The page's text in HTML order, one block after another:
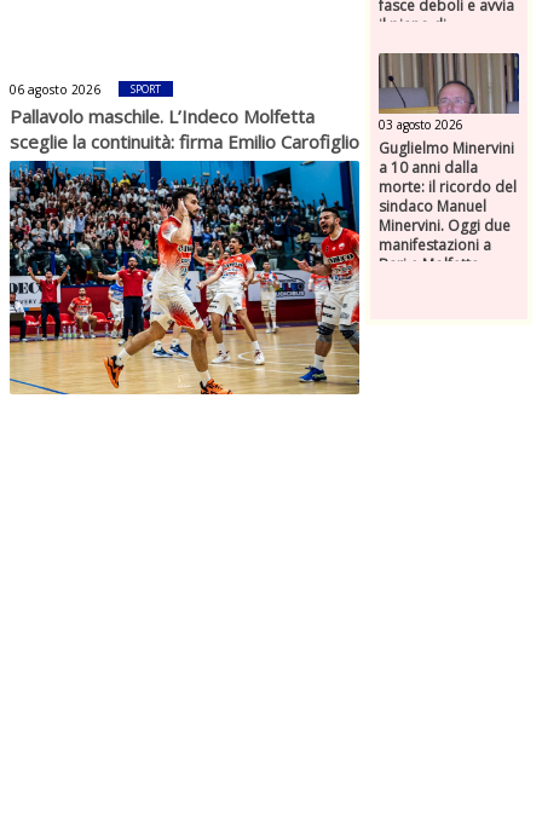
06 agosto 2026 SPORT
Pallavolo maschile. L’Indeco Molfetta
sceglie la continuità: firma Emilio Carofiglio
fasce deboli e avvia
il piano di
ASM
03 agosto 2026
Guglielmo Minervini
a 10 anni dalla
morte: il ricordo del
sindaco Manuel
Minervini. Oggi due
manifestazioni a
Bari e Molfetta